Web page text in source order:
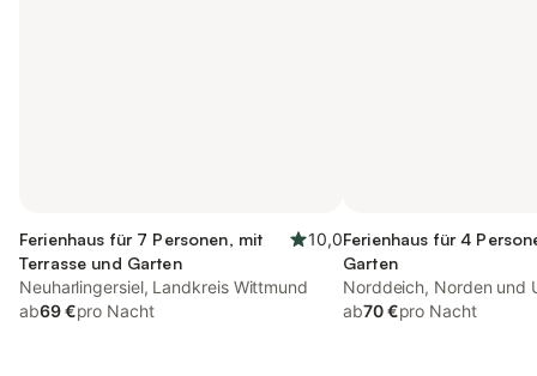
Ferienhaus für 7 Personen, mit
Terrasse und Garten
10,0
Neuharlingersiel, Landkreis Wittmund
ab69 €pro Nacht
Ferienhaus für 4
Garten
Norddeich, Norden und
ab70 €pro Nacht